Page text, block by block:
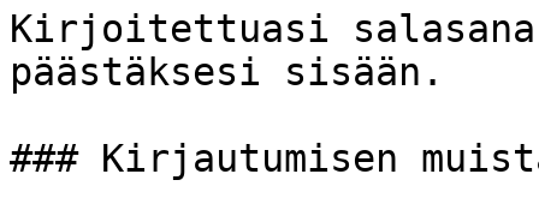
Kirjoitettuasi
päästäksesi sisään.
### Kirjautumisen